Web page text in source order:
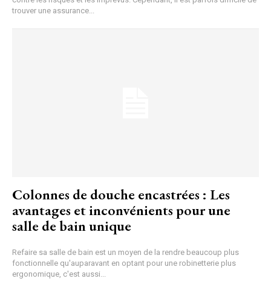
trouver une assurance...
Colonnes de douche encastrées : Les
avantages et inconvénients pour une
salle de bain unique
Refaire sa salle de bain est un moyen de la rendre beaucoup plus
fonctionnelle qu'auparavant en optant pour une robinetterie plus
ergonomique, c'est aussi...